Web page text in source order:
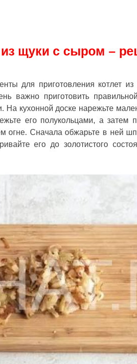
щуки с сыром –
для приготовления котлет
важно приготовить
На кухонной доске нарежьте
его полукольцами, а затем
огне. Сначала обжарьте в ней
его до золотистого